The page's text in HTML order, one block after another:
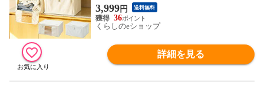
善 YAMAZEN 【送料無料】
3,999円 送料無料
36
くらしのeショップ
詳細を見る